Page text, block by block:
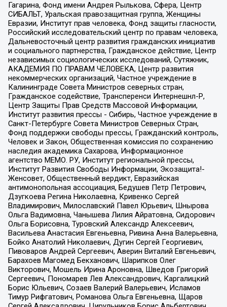
Гагарина, Фонд имени Андрея Рылькова, Сфера, Центр
СИБАЛЬТ, Уральская правозащитная группа, Женщины
Евразии, Институт прав человека, Фонд защиты гласности,
Российский исследовательский центр по правам человека,
Дальневосточный центр развития гражданских инициатив
и социального партнерства, Гражданское действие, Центр
независимых социологических исследований, Сутяжник,
АКАДЕМИЯ ПО ПРАВАМ ЧЕЛОВЕКА, Центр развития
некоммерческих организаций, Частное учреждение в
Калининграде Совета Министров северных стран,
Гражданское содействие, Трансперенси Интернешнл-Р,
Центр Защиты Прав Средств Массовой Информации,
Институт развития прессы - Сибирь, Частное учреждение в
Санкт-Петербурге Совета Министров Северных Стран,
Фонд поддержки свободы прессы, Гражданский контроль,
Человек и Закон, Общественная комиссия по сохранению
наследия академика Сахарова, Информационное
агентство МЕМО. РУ, Институт региональной прессы,
Институт Развития Свободы Информации, Экозащита!-
Женсовет, Общественный вердикт, Евразийская
антимонопольная ассоциация, Бедушев Петр Петрович,
Дзугкоева Регина Николаевна, Кривенко Сергей
Владимирович, Милославский Павел Юрьевич, Шнырова
Ольга Вадимовна, Чанышева Лилия Айратовна, Сидорович
Ольга Борисовна, Туровский Александр Алексеевич,
Васильева Анастасия Евгеньевна, Ривина Анна Валерьевна,
Бойко Анатолий Николаевич, Дугин Сергей Георгиевич,
Пивоваров Андрей Сергеевич, Аверин Виталий Евгеньевич,
Барахоев Магомед Бекханович, Шарипков Олег
Викторович, Мошель Ирина Ароновна, Шведов Григорий
Сергеевич, Пономарев Лев Александрович, Каргалицкий
Борис Юльевич, Созаев Валерий Валерьевич, Исламов
Тимур Рифгатович, Романова Ольга Евгеньевна, Щаров